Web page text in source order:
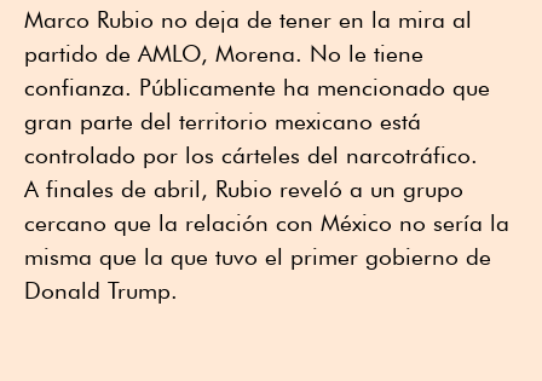
Marco Rubio no deja de tener en la mira al
partido de AMLO, Morena. No le tiene
confianza. Públicamente ha mencionado que
gran parte del territorio mexicano está
controlado por los cárteles del narcotráfico.
A finales de abril, Rubio reveló a un grupo
cercano que la relación con México no sería la
misma que la que tuvo el primer gobierno de
Donald Trump.